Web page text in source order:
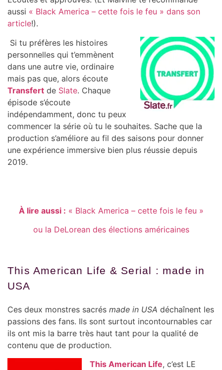
aussi « Black America – cette fois le feu » dans son
article!).
Si tu préfères les histoires
personnelles qui t’emmènent
dans une autre vie, ordinaire
mais pas que, alors écoute
Transfert de Slate. Chaque
épisode s’écoute
indépendamment, donc tu peux
commencer la série où tu le souhaites. Sache que la
production s’améliore au fil des saisons pour donner
une expérience immersive bien plus réussie depuis
2019.
À lire aussi : « Black America – cette fois le feu »
ou la DeLorean des élections américaines
This American Life & Serial : made in
USA
Ces deux monstres sacrés made in USA déchaînent les
passions des fans. Ils sont surtout incontournables car
ils ont mis la barre très haut tant pour la qualité de
contenu que de production.
This American Life, c’est LE